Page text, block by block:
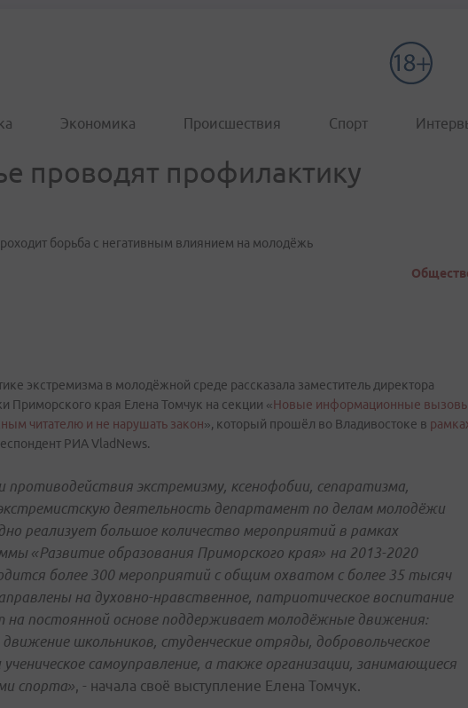
Экономика Происшествия Спорт
проводят профилактику
борьба с негативным влиянием на молодёжь
экстремизма в молодёжной среде рассказала заместитель директора
Приморского края Елена Томчук на секции «Новые информационные вызовы
читателю и не нарушать закон», который прошёл во Владивостоке в
РИА VladNews.
противодействия экстремизму, ксенофобии, сепаратизма,
деятельность департамент по делам молодёжи
реализует большое количество мероприятий в рамках
«Развитие образования Приморского края» на 2013-2020
более 300 мероприятий с общим охватом с более 35 тысяч
на духовно-нравственное, патриотическое воспитание
постоянной основе поддерживает молодёжные движения:
движение школьников, студенческие отряды, добровольческое
самоуправление, а также организации, занимающиеся
спорта», - начала своё выступление Елена Томчук.